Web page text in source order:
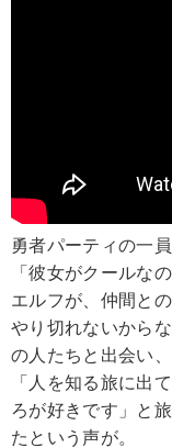
勇者パーティの一
「彼女がクールな
エルフが、仲間と
やり切れないから
の人たちと出会い
「人を知る旅に出
ろが好きです」と
たという声が。